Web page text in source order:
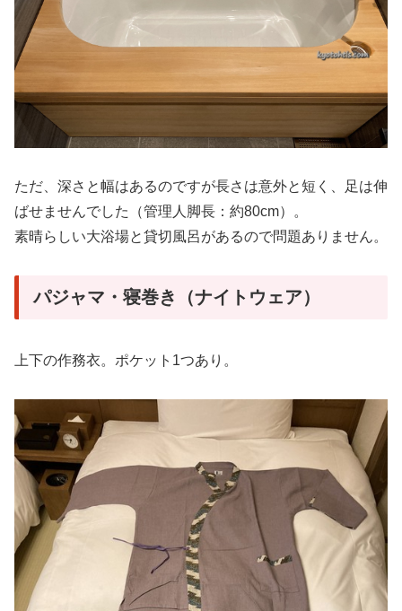
ただ、深さと幅はあるのですが長さは意外と短く、足は伸
ばせませんでした（管理人脚長：約80cm）。
素晴らしい大浴場と貸切風呂があるので問題ありません。
パジャマ・寝巻き（ナイトウェア）
上下の作務衣。ポケット1つあり。